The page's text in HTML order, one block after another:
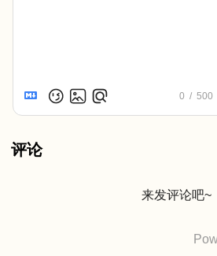
0 / 500
评论
来发评论吧~